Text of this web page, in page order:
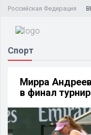
Российская Федерация
Спорт
Мирра
в финал